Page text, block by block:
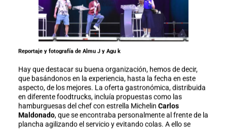
Reportaje y fotografía de Almu J y Agu k
Hay que destacar su buena organización, hemos de decir,
que basándonos en la experiencia, hasta la fecha en este
aspecto, de los mejores. La oferta gastronómica, distribuida
en diferente foodtrucks, incluía propuestas como las
hamburguesas del chef con estrella Michelin Carlos
Maldonado, que se encontraba personalmente al frente de la
plancha agilizando el servicio y evitando colas. A ello se